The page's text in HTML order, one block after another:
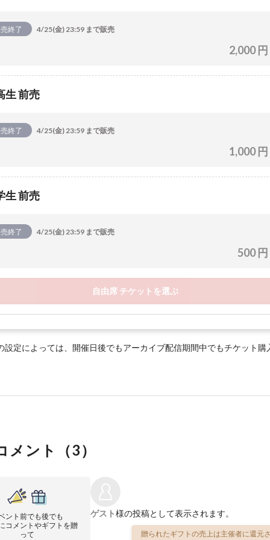
終了 4/25(金) 23:59 まで販売
2,000 円
生 前売
終了 4/25(金) 23:59 まで販売
1,000 円
生 前売
終了 4/25(金) 23:59 まで販売
500 円
自由席 チケットを選ぶ
設定によっては、開催日後でもアーカイブ配信期間中でもチケット購
メント（3）
ント前でも後でも
コメントやギフトを贈
って
ゲスト様の投稿として表示されます。
贈られたギフトの売上は主催者に還元